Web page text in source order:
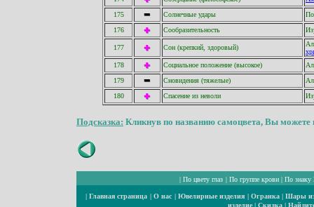
175
Солнечные удары
176
Сообразительность
177 Сон (крепкий, здоровый)
178
Социальное положение (высокое)
179
Сновидения (тяжелые)
180
Спасение из неволи
Подсказка: Кликнув по названию самоцвета, Вы можете
| По цвету глаз | По группе крови | По знаку
| Главная страница | О нас | Ювелирные изделия | Огранка | Шары из
изделие | Скидка |